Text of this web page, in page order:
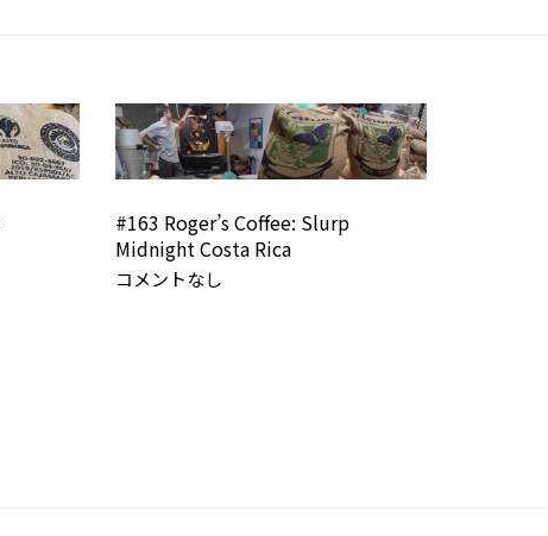
#163 Roger’s Coffee: Slurp
Midnight Costa Rica
コメントなし